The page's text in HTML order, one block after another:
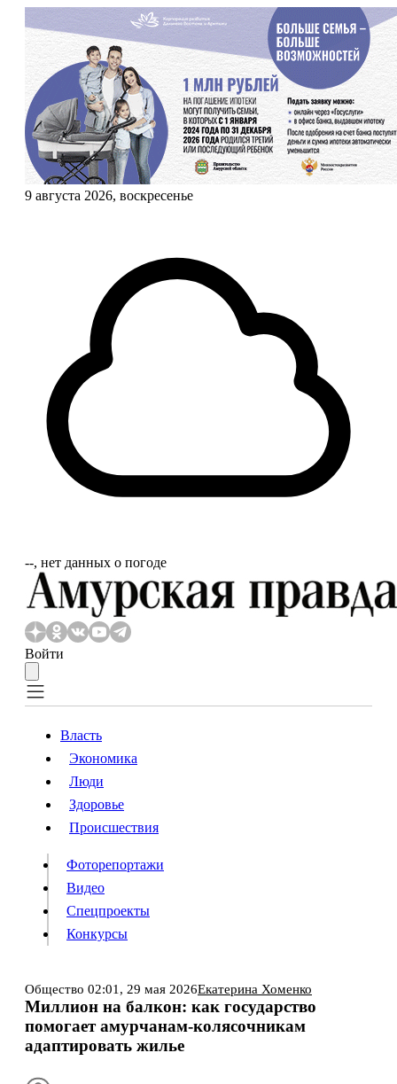
9 августа 2026, воскресенье
‐‐, нет данных о погоде
Войти
Власть
Происшествия
Видео
Конкурсы
Подписка
Власть
Экономика
Люди
Здоровье
Происшествия
Фоторепортажи
Видео
Спецпроекты
Конкурсы
Общество 02:01, 29 мая 2026Екатерина Хоменко
Миллион на балкон: как государство
помогает амурчанам-колясочникам
адаптировать жилье